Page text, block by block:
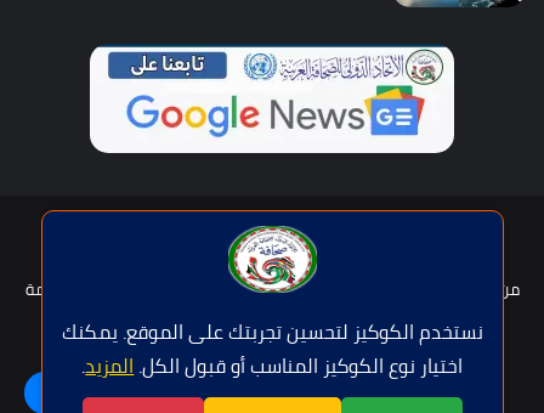
نستخدم الكوكيز لتحسين تجربتك على الموقع. يمكنك
اختيار نوع الكوكيز المناسب أو قبول الكل.المزيد.
حقوق النشر © | جميع الحقوق محفوظة للاتحاد الدولى للصحافة العربية
2026
من نحن؟
عضوية الإتحاد سياسة الخصوصية
شروط الخدمة
اتصل بنا
فيسبوكتويتر يوتيوبواتساب
اللغة | Langue